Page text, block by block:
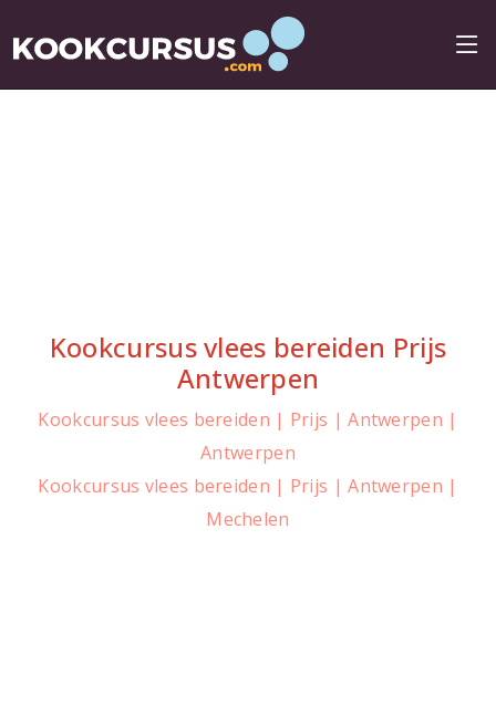
Kookcursus vlees bereiden Prijs
Antwerpen
Kookcursus vlees bereiden | Prijs | Antwerpen |
Antwerpen
Kookcursus vlees bereiden | Prijs | Antwerpen |
Mechelen